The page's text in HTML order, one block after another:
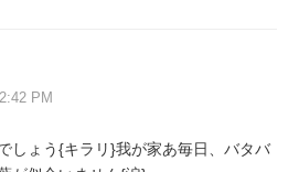
PM
しょう{キラリ}我が家あ毎日、バタバ